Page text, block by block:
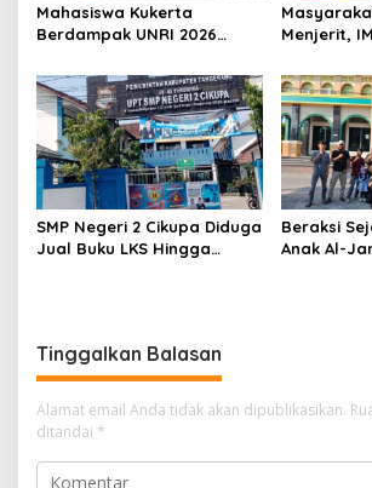
Mahasiswa Kukerta
Berdampak UNRI 2026
Lilin Aromaterapi dari
Minyak Jelantah Bersama
Ibu-Ibu PPK di Desa Pekan
Tua, Kempas.
Menjerit,
Perbaikan
Lintas
SMP Negeri 2 Cikupa Diduga
Jual Buku LKS Hingga
Beraksi
Anak Al-
Tinggalkan Balasan
Alamat email Anda tidak akan dipublikasikan.
ditandai *